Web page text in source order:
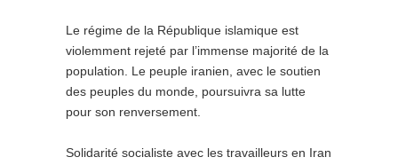
Le régime de la République islamique est
violemment rejeté par l’immense majorité de la
population. Le peuple iranien, avec le soutien
des peuples du monde, poursuivra sa lutte
pour son renversement.
Solidarité socialiste avec les travailleurs en Iran